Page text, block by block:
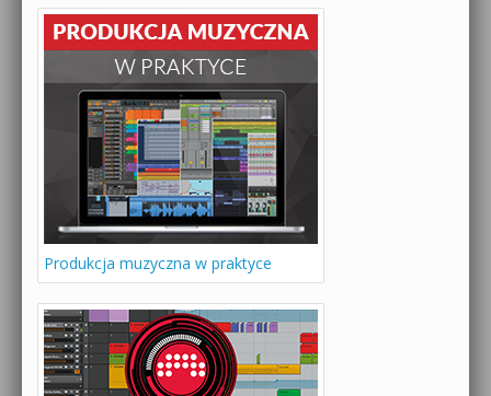
Produkcja muzyczna w praktyce